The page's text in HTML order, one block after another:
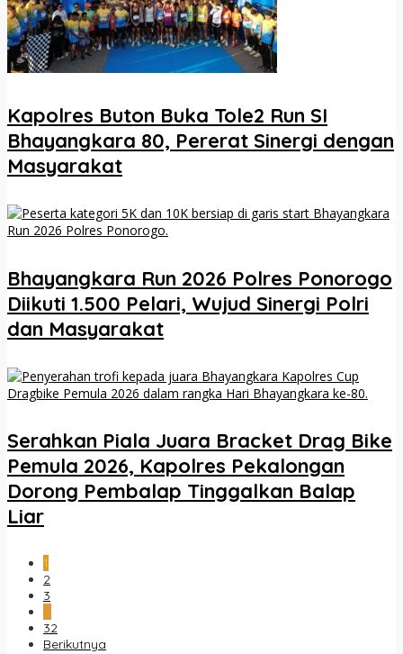
Kapolres Buton Buka Tole2 Run SI
Bhayangkara 80, Pererat Sinergi dengan
Masyarakat
Bhayangkara Run 2026 Polres Ponorogo
Diikuti 1.500 Pelari, Wujud Sinergi Polri
dan Masyarakat
Serahkan Piala Juara Bracket Drag Bike
Pemula 2026, Kapolres Pekalongan
Dorong Pembalap Tinggalkan Balap
Liar
1
2
3
…
32
Berikutnya